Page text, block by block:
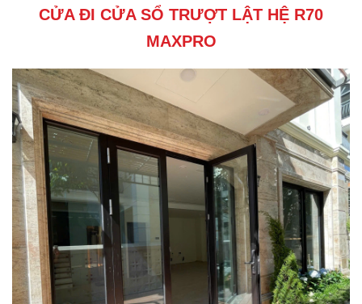
CỬA ĐI CỬA SỔ TRƯỢT LẬT HỆ R70
MAXPRO